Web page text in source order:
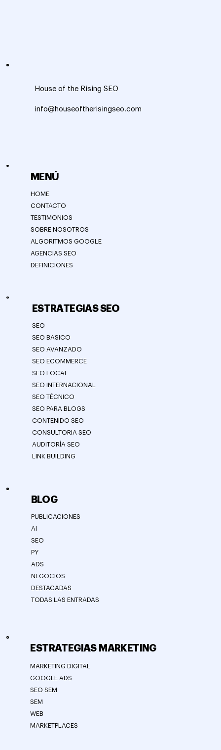
MENÚ
HOME
CONTACTO
TESTIMONIOS
SOBRE NOSOTROS
ALGORITMOS GOOGLE
AGENCIAS SEO
DEFINICIONES
ESTRATEGIAS SEO
SEO
SEO BASICO
SEO AVANZADO
SEO ECOMMERCE
SEO LOCAL
SEO INTERNACIONAL
SEO TÉCNICO
SEO PARA BLOGS
CONTENIDO SEO
CONSULTORIA SEO
AUDITORÍA SEO
LINK BUILDING
ESTRATEGIAS MARKETING
MARKETING DIGITAL
GOOGLE ADS
SEO SEM
SEM
WEB
MARKETPLACES
BLOG
PUBLICACIONES
AI
SEO
PY
ADS
NEGOCIOS
DESTACADAS
TODAS LAS ENTRADAS
House of the Rising SEO
info@houseoftherisingseo.com